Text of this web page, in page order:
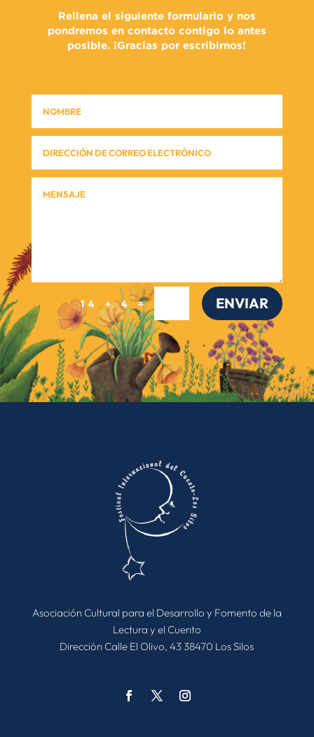
Rellena el siguiente formulario y nos
pondremos en contacto contigo lo antes
posible. ¡Gracias por escribirnos!
14 + 4= ENVIAR
Asociación Cultural para el Desarrollo y Fomento de la
Lectura y el Cuento
Dirección Calle El Olivo, 43 38470 Los Silos